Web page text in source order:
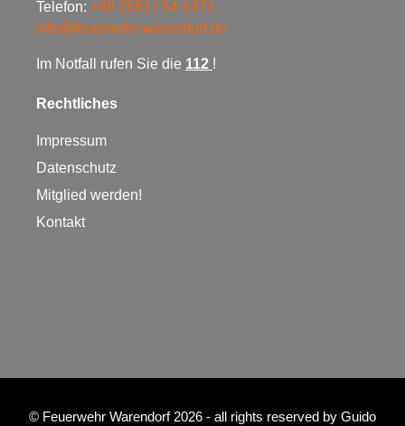
Telefon: +49 2581 / 54-1371
info@feuerwehr-warendorf.de
Im Notfall rufen Sie die 112 !
Rechtliches
Impressum
Datenschutz
Mitglied werden!
Kontakt
© Feuerwehr Warendorf 2026 - all rights reserved by Guido